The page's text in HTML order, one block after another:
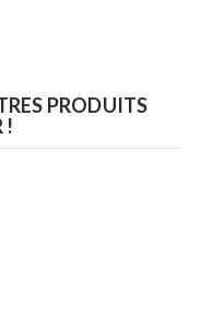
PRODUITS
!